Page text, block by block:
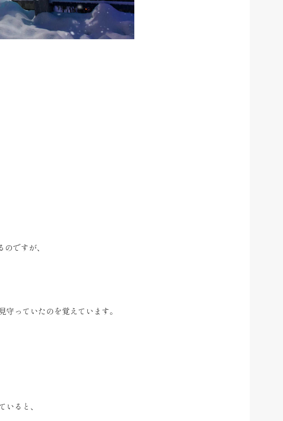
ですが、
っていたのを覚えています。
ると、